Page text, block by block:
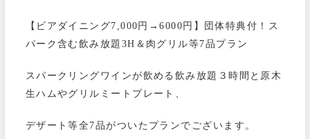
【ビアダイニング7,000円→6000円】団体特典付！ス
パーク含む飲み放題3H＆肉グリル等7品プラン
スパークリングワインが飲める飲み放題３時間と原木
生ハムやグリルミートプレート、
デザート等全7品がついたプランでございます。